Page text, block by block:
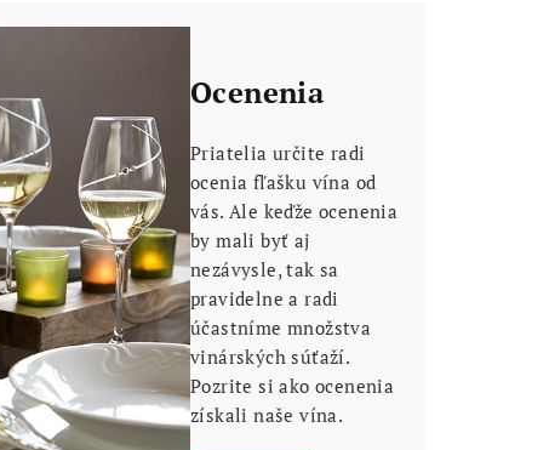
Ocenenia
Priatelia určite radi
ocenia fľašku vína od
vás. Ale keďže ocenenia
by mali byť aj
nezávysle, tak sa
pravidelne a radi
účastníme množstva
vinárských súťaží.
Pozrite si ako ocenenia
získali naše vína.